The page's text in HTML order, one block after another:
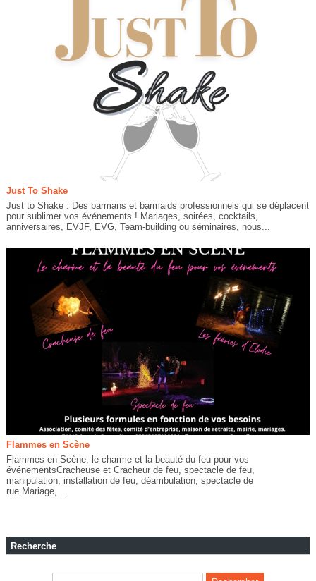
Just To Shake
Just to Shake : Des barmans et barmaids professionnels qui se déplacent
pour sublimer vos événements ! Mariages, soirées, cocktails,
anniversaires, EVJF, EVG, Team-building ou séminaires, nous...
Flammes en Scène
Flammes en Scène, le charme et la beauté du feu pour vos
événementsCracheuse et Cracheur de feu, spectacle de feu,
manipulation, installation de feu, déambulation, spectacle de
rue.Mariage,...
Recherche